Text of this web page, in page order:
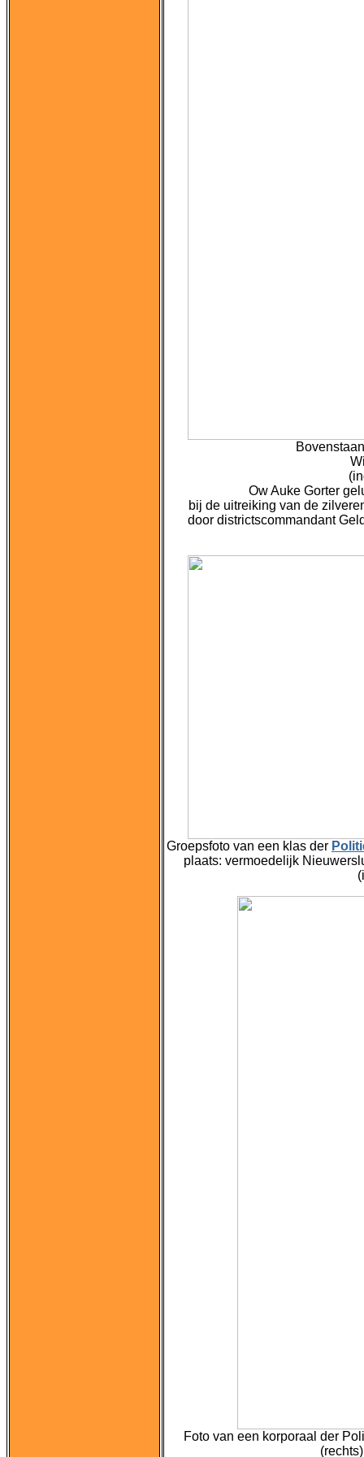
Ow Auke Gorter
bij de uitreiking van de
door districtscommandant
Groepsfoto van een klas der
plaats: vermoedelijk
Foto van een korporaal der